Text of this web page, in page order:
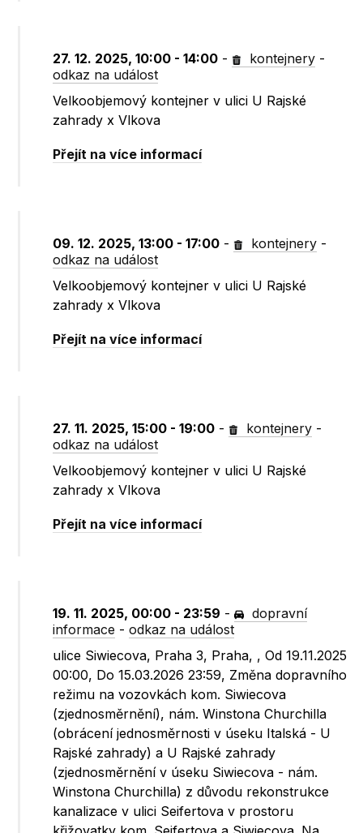
27. 12. 2025, 10:00 - 14:00 - kontejnery -
odkaz na událost
Velkoobjemový kontejner v ulici U Rajské
zahrady x Vlkova
Přejít na více informací
09. 12. 2025, 13:00 - 17:00 - kontejnery -
odkaz na událost
Velkoobjemový kontejner v ulici U Rajské
zahrady x Vlkova
Přejít na více informací
27. 11. 2025, 15:00 - 19:00 - kontejnery -
odkaz na událost
Velkoobjemový kontejner v ulici U Rajské
zahrady x Vlkova
Přejít na více informací
19. 11. 2025, 00:00 - 23:59 -
dopravní
informace -odkaz na událost
ulice Siwiecova, Praha 3, Praha, , Od 19.11.2025
00:00, Do 15.03.2026 23:59, Změna dopravního
režimu na vozovkách kom. Siwiecova
(zjednosměrnění), nám. Winstona Churchilla
(obrácení jednosměrnosti v úseku Italská - U
Rajské zahrady) a U Rajské zahrady
(zjednosměrnění v úseku Siwiecova - nám.
Winstona Churchilla) z důvodu rekonstrukce
kanalizace v ulici Seifertova v prostoru